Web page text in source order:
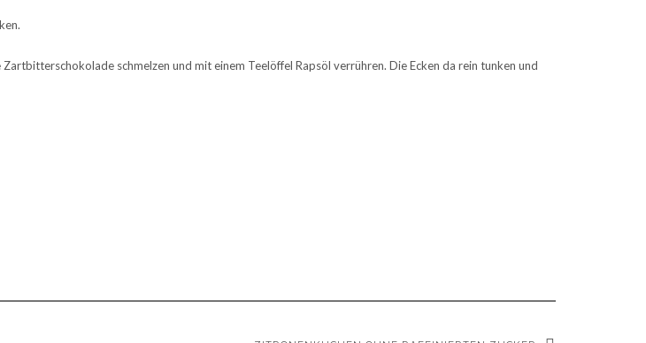
schmelzen und mit einem Teelöffel Rapsöl verrühren. Die Ecken da rein tunken und